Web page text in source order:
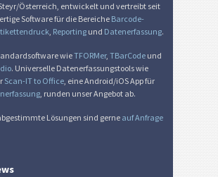
Österreich, entwickelt und vertreibt seit
Software für die BereicheBarcode-
, Reporting und Datenerfassung.
wieTFORMer, TBarCode und
. Universelle Datenerfassungstools wie
Scan-IT to Office, eine Android/iOS App für
, runden unser Angebot ab.
Lösungen sind gerneauf Anfrage